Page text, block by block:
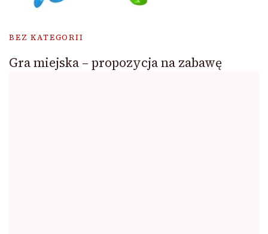
BEZ KATEGORII
Gra miejska – propozycja na zabawę